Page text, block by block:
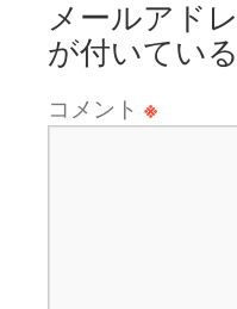
メールアド
が付いてい
コメント ※